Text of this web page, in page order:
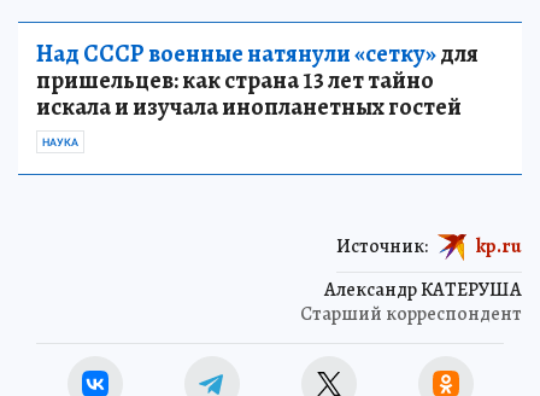
Над СССР военные натянули «сетку»для
пришельцев: как страна 13 лет тайно
искала и изучала инопланетных гостей
НАУКА
Александр КАТЕРУША
Старший корреспондент
Источник: kp.ru